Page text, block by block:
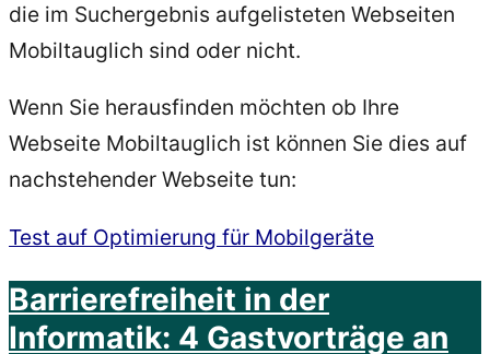
die im Suchergebnis aufgelisteten Webseiten
Mobiltauglich sind oder nicht.
Wenn Sie herausfinden möchten ob Ihre
Webseite Mobiltauglich ist können Sie dies auf
nachstehender Webseite tun:
Test auf Optimierung für Mobilgeräte
Barrierefreiheit in der
Informatik: 4 Gastvorträge an